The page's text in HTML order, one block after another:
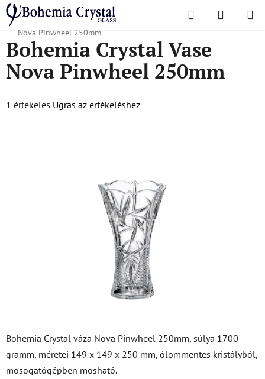
Ugrás
fő
tartalomhoz
Keresés KOSÁR
Kezdőlap
/ Népszerű kollekciók / Nova Pinwheel
Bohemia Crystal Vase
Nova Pinwheel 250mm
Bohemia Crystal váza Nova Pinwheel 250mm, súlya 1700
gramm, méretei 149 x 149 x 250 mm, ólommentes kristályból,
mosogatógépben mosható.
Bohemia Crystal Vase
Nova Pinwheel 250mm
A
1 értékelés Ugrás az értékeléshez